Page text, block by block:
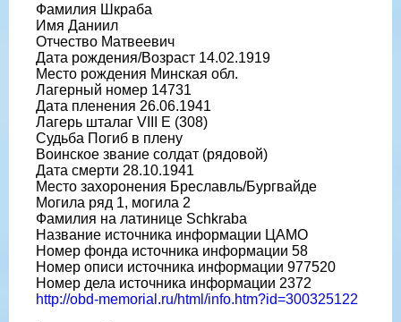
Фамилия Шкраба
Имя Даниил
Отчество Матвеевич
Дата рождения/Возраст 14.02.1919
Место рождения Минская обл.
Лагерный номер 14731
Дата пленения 26.06.1941
Лагерь шталаг VIII E (308)
Судьба Погиб в плену
Воинское звание солдат (рядовой)
Дата смерти 28.10.1941
Место захоронения Бреславль/Бургвайде
Могила ряд 1, могила 2
Фамилия на латинице Schkraba
Название источника информации ЦАМО
Номер фонда источника информации 58
Номер описи источника информации 977520
Номер дела источника информации 2372
http://obd-memorial.ru/html/info.htm?id=300325122